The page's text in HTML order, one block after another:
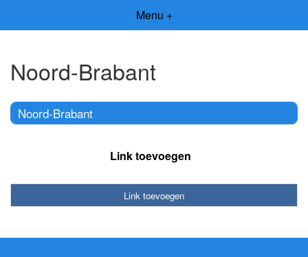
Menu +
Noord-Brabant
Noord-Brabant
Link toevoegen
Link toevoegen